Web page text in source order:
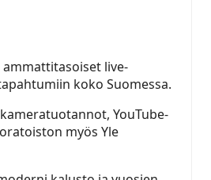
ammattitasoiset live-
koko Suomessa.
YouTube-
myös Yle